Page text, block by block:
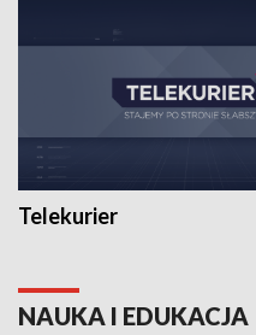
Telekurier
NAUKA I EDUKACJA